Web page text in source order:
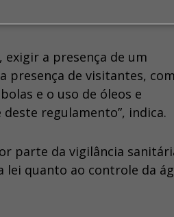
exigir a presença de um
presença de visitantes,
e o uso de óleos e
regulamento”, indica.
parte da vigilância
quanto ao controle da